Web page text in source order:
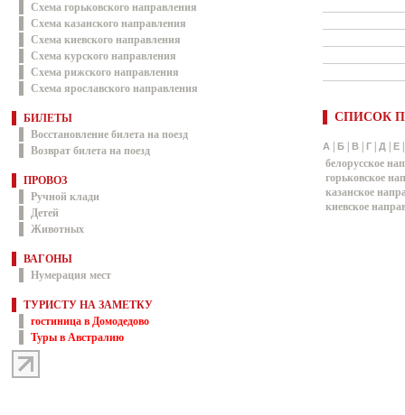
Схема горьковского направления
Схема казанского направления
Схема киевского направления
Схема курского направления
Схема рижского направления
Схема ярославского направления
БИЛЕТЫ
Восстановление билета на поезд
Возврат билета на поезд
ПРОВОЗ
Ручной клади
Детей
Животных
ВАГОНЫ
Нумерация мест
ТУРИСТУ НА ЗАМЕТКУ
гостиница в Домодедово
Туры в Австралию
СПИСОК
А Б В Г Д Е
белорусское
горьковское
казанское
киевское